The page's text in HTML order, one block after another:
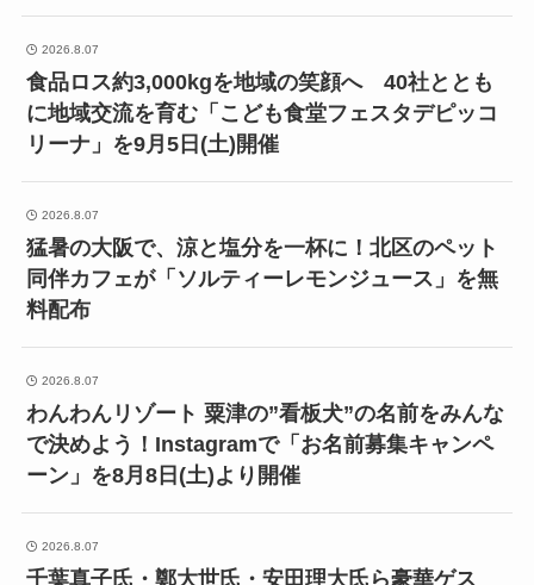
2026.8.07
食品ロス約3,000kgを地域の笑顔へ 40社ととも
に地域交流を育む「こども食堂フェスタデピッコ
リーナ」を9月5日(土)開催
2026.8.07
猛暑の大阪で、涼と塩分を一杯に！北区のペット
同伴カフェが「ソルティーレモンジュース」を無
料配布
2026.8.07
わんわんリゾート 粟津の”看板犬”の名前をみんな
で決めよう！Instagramで「お名前募集キャンペ
ーン」を8月8日(土)より開催
2026.8.07
千葉真子氏・鄭大世氏・安田理大氏ら豪華ゲス